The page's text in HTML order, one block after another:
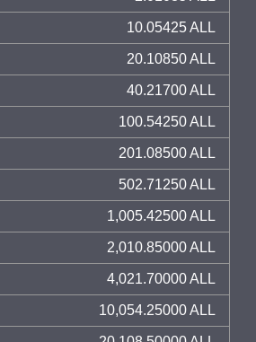
10.05425 ALL
20.10850 ALL
40.21700 ALL
100.54250 ALL
201.08500 ALL
502.71250 ALL
1,005.42500 ALL
2,010.85000 ALL
4,021.70000 ALL
10,054.25000 ALL